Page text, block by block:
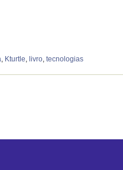
, Kturtle, livro,tecnologias